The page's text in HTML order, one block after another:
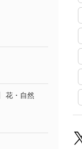
花・自然